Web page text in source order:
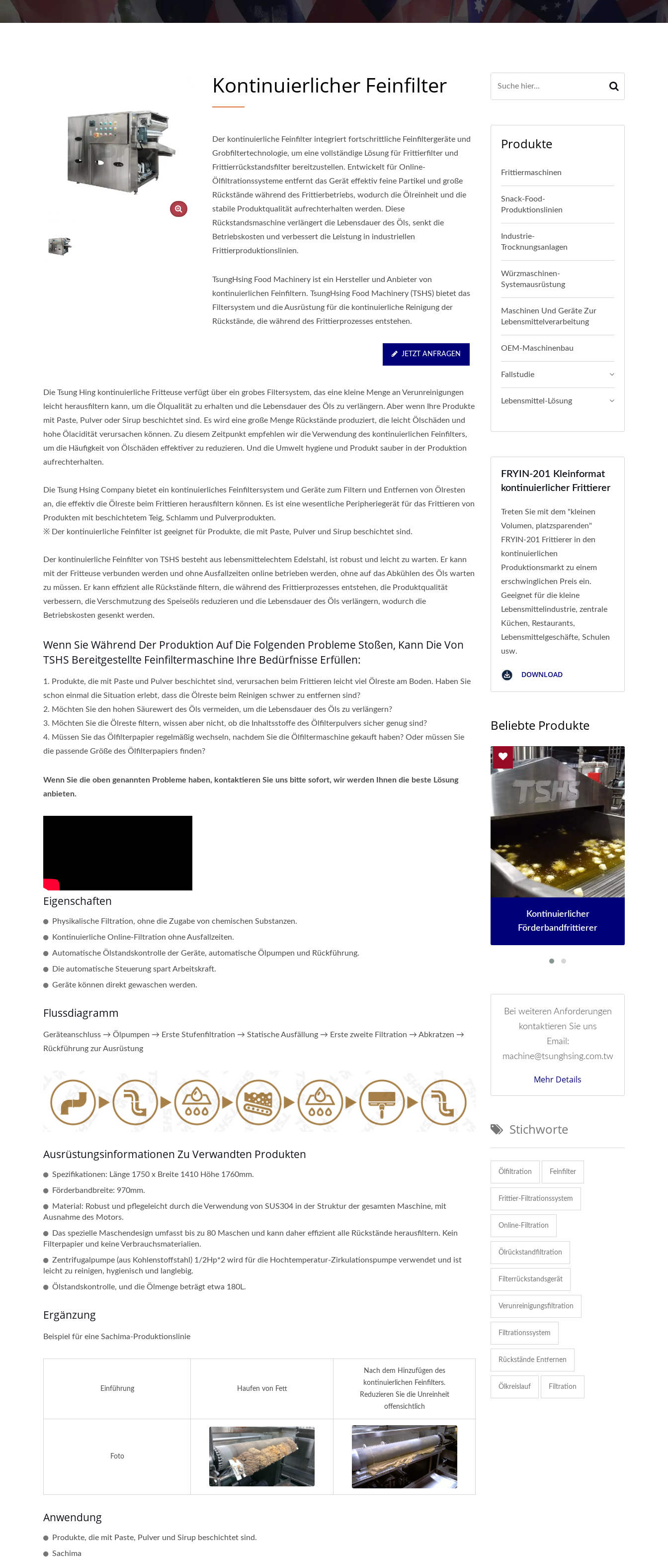
Wir haben ein exklusives patentiertes Heizsystem. Über 500 Frittierproduktionen weltweit bereitgestellt. Bieten auch maßgeschneiderte industrielle
Mikrowellentrockner an.
Kontinuierlicher Feinfilter
Der kontinuierliche Feinfilter integriert fortschrittliche Feinfiltergeräte und
Grobfiltertechnologie, um eine vollständige Lösung für Frittierfilter und
Frittierrückstandsfilter bereitzustellen. Entwickelt für Online-
Ölfiltrationssysteme entfernt das Gerät effektiv feine Partikel und große
Rückstände während des Frittierbetriebs, wodurch die Ölreinheit und die
stabile Produktqualität aufrechterhalten werden. Diese
Rückstandsmaschine verlängert die Lebensdauer des Öls, senkt die
Betriebskosten und verbessert die Leistung in industriellen
Frittierproduktionslinien.
TsungHsing Food Machinery ist ein Hersteller und Anbieter von
kontinuierlichen Feinfiltern. TsungHsing Food Machinery (TSHS) bietet das
Filtersystem und die Ausrüstung für die kontinuierliche Reinigung der
Rückstände, die während des Frittierprozesses entstehen.
JETZT ANFRAGEN
Die Tsung Hing kontinuierliche Fritteuse verfügt über ein grobes Filtersystem, das eine kleine Menge an Verunreinigungen
leicht herausfiltern kann, um die Ölqualität zu erhalten und die Lebensdauer des Öls zu verlängern. Aber wenn Ihre Produkte
mit Paste, Pulver oder Sirup beschichtet sind. Es wird eine große Menge Rückstände produziert, die leicht Ölschäden und
hohe Ölacidität verursachen können. Zu diesem Zeitpunkt empfehlen wir die Verwendung des kontinuierlichen Feinfilters,
um die Häufigkeit von Ölschäden effektiver zu reduzieren. Und die Umwelt hygiene und Produkt sauber in der Produktion
aufrechterhalten.
Die Tsung Hsing Company bietet ein kontinuierliches Feinfiltersystem und Geräte zum Filtern und Entfernen von Ölresten
an, die effektiv die Ölreste beim Frittieren herausfiltern können. Es ist eine wesentliche Peripheriegerät für das Frittieren von
Produkten mit beschichtetem Teig, Schlamm und Pulverprodukten.
※ Der kontinuierliche Feinfilter ist geeignet für Produkte, die mit Paste, Pulver und Sirup beschichtet sind.
Der kontinuierliche Feinfilter von TSHS besteht aus lebensmittelechtem Edelstahl, ist robust und leicht zu warten. Er kann
mit der Fritteuse verbunden werden und ohne Ausfallzeiten online betrieben werden, ohne auf das Abkühlen des Öls warten
zu müssen. Er kann effizient alle Rückstände filtern, die während des Frittierprozesses entstehen, die Produktqualität
verbessern, die Verschmutzung des Speiseöls reduzieren und die Lebensdauer des Öls verlängern, wodurch die
Betriebskosten gesenkt werden.
Wenn Sie Während Der Produktion Auf Die Folgenden Probleme Stoßen, Kann Die Von
TSHS Bereitgestellte Feinfiltermaschine Ihre Bedürfnisse Erfüllen:
1. Produkte, die mit Paste und Pulver beschichtet sind, verursachen beim Frittieren leicht viel Ölreste am Boden. Haben Sie
schon einmal die Situation erlebt, dass die Ölreste beim Reinigen schwer zu entfernen sind?
2. Möchten Sie den hohen Säurewert des Öls vermeiden, um die Lebensdauer des Öls zu verlängern?
3. Möchten Sie die Ölreste filtern, wissen aber nicht, ob die Inhaltsstoffe des Ölfilterpulvers sicher genug sind?
4. Müssen Sie das Ölfilterpapier regelmäßig wechseln, nachdem Sie die Ölfiltermaschine gekauft haben? Oder müssen Sie
die passende Größe des Ölfilterpapiers finden?
Wenn Sie die oben genannten Probleme haben, kontaktieren Sie uns bitte sofort, wir werden Ihnen die beste Lösung
anbieten.
Eigenschaften
Physikalische Filtration, ohne die Zugabe von chemischen Substanzen.
Kontinuierliche Online-Filtration ohne Ausfallzeiten.
Automatische Ölstandskontrolle der Geräte, automatische Ölpumpen und Rückführung.
Die automatische Steuerung spart Arbeitskraft.
Geräte können direkt gewaschen werden.
Flussdiagramm
Geräteanschluss → Ölpumpen → Erste Stufenfiltration → Statische Ausfällung → Erste zweite Filtration → Abkratzen →
Rückführung zur Ausrüstung
Ausrüstungsinformationen Zu Verwandten Produkten
Spezifikationen: Länge 1750 x Breite 1410 Höhe 1760mm.
Förderbandbreite: 970mm.
Material: Robust und pflegeleicht durch die Verwendung von SUS304 in der Struktur der gesamten Maschine, mit
Ausnahme des Motors.
Das spezielle Maschendesign umfasst bis zu 80 Maschen und kann daher effizient alle Rückstände herausfiltern. Kein
Filterpapier und keine Verbrauchsmaterialien.
Zentrifugalpumpe (aus Kohlenstoffstahl) 1/2Hp*2 wird für die Hochtemperatur-Zirkulationspumpe verwendet und ist
leicht zu reinigen, hygienisch und langlebig.
Ölstandskontrolle, und die Ölmenge beträgt etwa 180L.
Ergänzung
Beispiel für eine Sachima-Produktionslinie
Einführung Haufen von Fett
Nach dem Hinzufügen des
kontinuierlichen Feinfilters.
Reduzieren Sie die Unreinheit
offensichtlich
Foto
Anwendung
Produkte, die mit Paste, Pulver und Sirup beschichtet sind.
Sachima
Produkte
Frittiermaschinen
Snack-Food-
Produktionslinien
Industrie-
Trocknungsanlagen
Würzmaschinen-
Systemausrüstung
Maschinen Und Geräte Zur
Lebensmittelverarbeitung
OEM-Maschinenbau
Fallstudie
Lebensmittel-Lösung
FRYIN-201 Kleinformat
kontinuierlicher Frittierer
Treten Sie mit dem "kleinen
Volumen, platzsparenden"
FRYIN-201 Frittierer in den
kontinuierlichen
Produktionsmarkt zu einem
erschwinglichen Preis ein.
Geeignet für die kleine
Lebensmittelindustrie, zentrale
Küchen, Restaurants,
Lebensmittelgeschäfte, Schulen
usw.
DOWNLOAD
Beliebte Produkte
Industrietrockner Nach Maß
Bei weiteren Anforderungen
kontaktieren Sie uns
Email:
machine@tsunghsing.com.tw
Mehr Details
Stichworte
Ölfiltration Feinfilter
Frittier-Filtrationssystem
Online-Filtration
Ölrückstandfiltration
Filterrückstandsgerät
Verunreinigungsfiltration
Filtrationssystem
Rückstände Entfernen
Ölkreislauf Filtration